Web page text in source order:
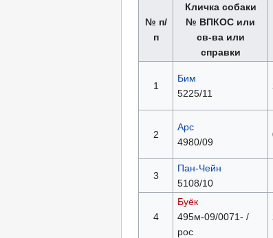
№ п/
п
Кличка собаки
№ ВПКОС или
св-ва или
справки
1
Бим
5225/11
2
Арс
4980/09
3
Пан-Чейн
5108/10
4
Буёк
495м-09/0071- /
рос